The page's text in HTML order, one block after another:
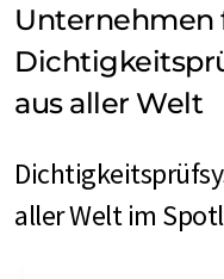
Unternehmen
aus aller Welt
aller Welt im